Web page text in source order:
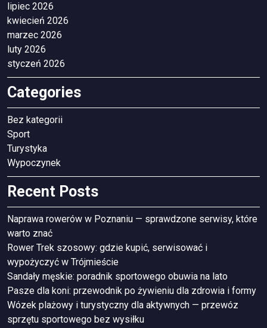
lipiec 2026
kwiecień 2026
marzec 2026
luty 2026
styczeń 2026
Categories
Bez kategorii
Sport
Turystyka
Wypoczynek
Recent Posts
Naprawa rowerów w Poznaniu — sprawdzone serwisy, które
warto znać
Rower Trek szosowy: gdzie kupić, serwisować i
wypożyczyć w Trójmieście
Sandały męskie: poradnik sportowego obuwia na lato
Pasze dla koni: przewodnik po żywieniu dla zdrowia i formy
Wózek plażowy i turystyczny dla aktywnych — przewóz
sprzętu sportowego bez wysiłku